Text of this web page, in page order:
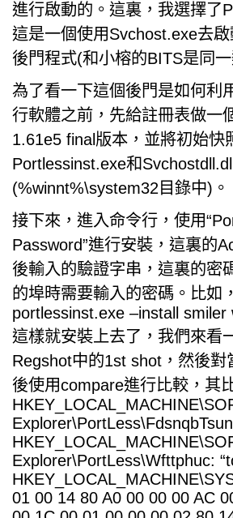
進行啟動的。這裏，我選擇了
這是一個使用Svchost.exe去
後門程式(和小榕的BITS是同
為了看一下這個後門是如何利
行軟體之前，先給註冊表做一
1.61e5 final版本，並將初始快
Portlessinst.exe和
(%winnt%\system32目錄中)。
接下來，進入命令行，使用
Password”進行安裝，這裏的
後輸入的驗證字串，這裏的密
的埠時需要輸入的密碼。比如
portlessinst.exe –install smiler
這樣就安裝上去了，我們來看
Regshot中的1st shot，然後
後使用compare進行比較，其
Explorer\PortLess\Wfttphuc:
01 00 14 80 A0 00 00 00 AC